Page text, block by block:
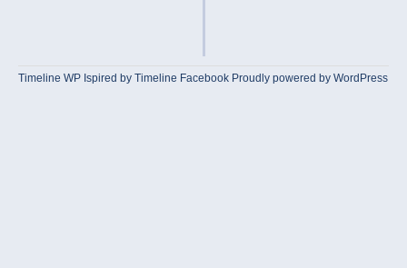
Timeline WP Ispired byTimeline Facebook Proudly powered by WordPress